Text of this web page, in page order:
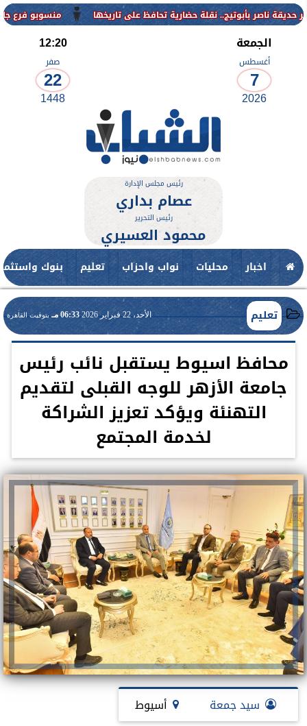
منسوبو فرع جامعة الأزهر
الجمعة
أغسطس
7
2026
12:20
صفر
22
1448
رئيس مجلس الإدارة
عصام بداري
رئيس التحرير
محمود العسيري
اخبار محليات نواب واحزاب تعليم بنوك
تعليم الأحد، 22 فبراير 2026 06:33 مـ بتوقيت القاهرة
محافظ اسيوط يستقبل نائب رئيس
جامعة الأزهر للوجه القبلى لتقديم
التهنئة ويؤكد تعزيز الشراكة
لخدمة المجتمع
سيد جمعة أسيوط